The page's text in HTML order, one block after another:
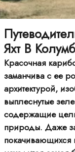
Яхт В
Красочная
заманчива с ее
архитектурой,
выплеснутые
содержащие
природы. Даже
покачивающихся